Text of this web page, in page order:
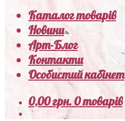
Каталог товарів
Новини
Арт-Блог
Контакти
Особистий кабінет
0,00грн.0 товарів